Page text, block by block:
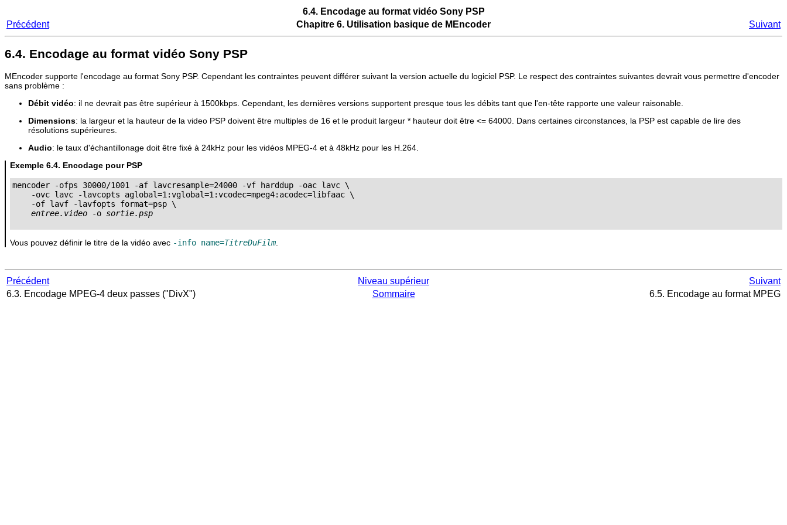
6.4. Encodage au format vidéo Sony PSP
Précédent
Chapitre 6. Utilisation basique de MEncoder Suivant
6.4. Encodage au format vidéo Sony PSP
MEncoder supporte l'encodage au format Sony PSP. Cependant les contraintes peuvent différer suivant la version actuelle du logiciel PSP. Le respect des contraintes suivantes devrait vous permettre d'encoder
sans problème :
Débit vidéo: il ne devrait pas être supérieur à 1500kbps. Cependant, les dernières versions supportent presque tous les débits tant que l'en-tête rapporte une valeur raisonable.
Dimensions: la largeur et la hauteur de la video PSP doivent être multiples de 16 et le produit largeur * hauteur doit être <= 64000. Dans certaines circonstances, la PSP est capable de lire des
résolutions supérieures.
Audio: le taux d'échantillonage doit être fixé à 24kHz pour les vidéos MPEG-4 et à 48kHz pour les H.264.
Exemple 6.4. Encodage pour PSP
mencoder -ofps 30000/1001 -af lavcresample=24000 -vf harddup -oac lavc \
    -ovc lavc -lavcopts aglobal=1:vglobal=1:vcodec=mpeg4:acodec=libfaac \
    -of lavf -lavfopts format=psp \
entree.video -o sortie.psp
Vous pouvez définir le titre de la vidéo avec -info name=TitreDuFilm
Précédent Niveau supérieur
Suivant
6.3. Encodage MPEG-4 deux passes ("DivX")
Sommaire 6.5. Encodage au format MPEG